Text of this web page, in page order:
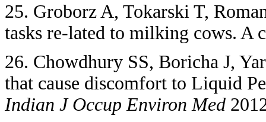
25. Groborz A, Tokarski T,
tasks re-lated to milking cows. A
26. Chowdhury SS, Boricha J,
that cause discomfort to Liquid
Indian J Occup Environ Med